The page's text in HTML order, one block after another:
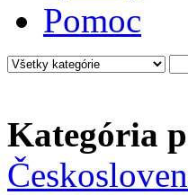
Pomoc
Kategória